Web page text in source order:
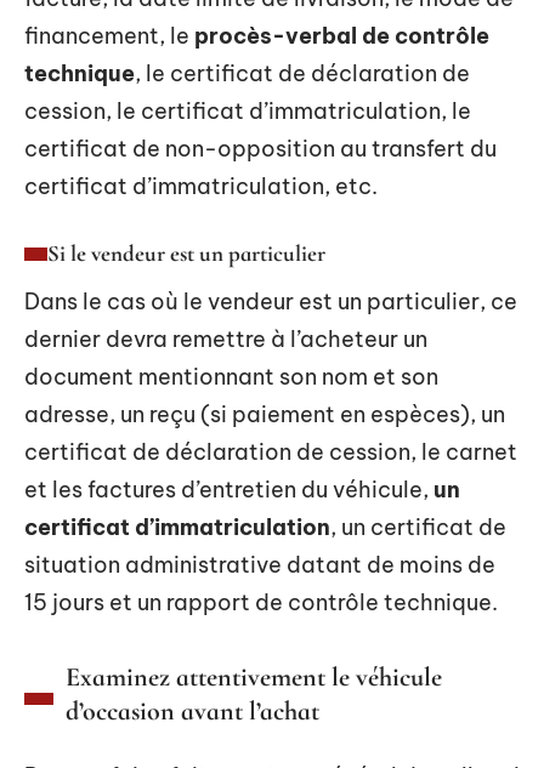
financement, le procès-verbal de contrôle
technique, le certificat de déclaration de
cession, le certificat d’immatriculation, le
certificat de non-opposition au transfert du
certificat d’immatriculation, etc.
Si le vendeur est un particulier
Dans le cas où le vendeur est un particulier, ce
dernier devra remettre à l’acheteur un
document mentionnant son nom et son
adresse, un reçu (si paiement en espèces), un
certificat de déclaration de cession, le carnet
et les factures d’entretien du véhicule, un
certificat d’immatriculation, un certificat de
situation administrative datant de moins de
15 jours et un rapport de contrôle technique.
Examinez attentivement le véhicule
d’occasion avant l’achat